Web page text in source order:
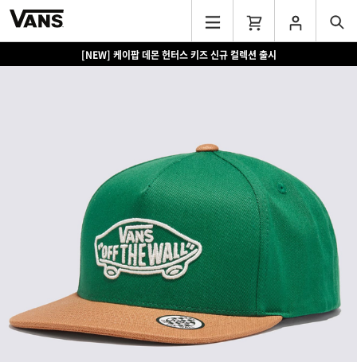
[NEW] 케이팝 데몬 헌터스 키즈 신규 컬렉션 출시